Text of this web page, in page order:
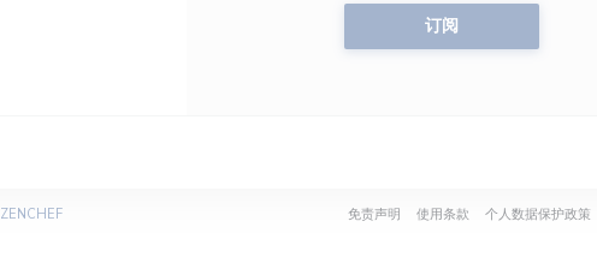
订阅
ZENCHEF((在新窗口中打开)) 免责声明 ((在新窗口中打开))
使用条款 ((在新窗口中打开))
个人数据保护政策